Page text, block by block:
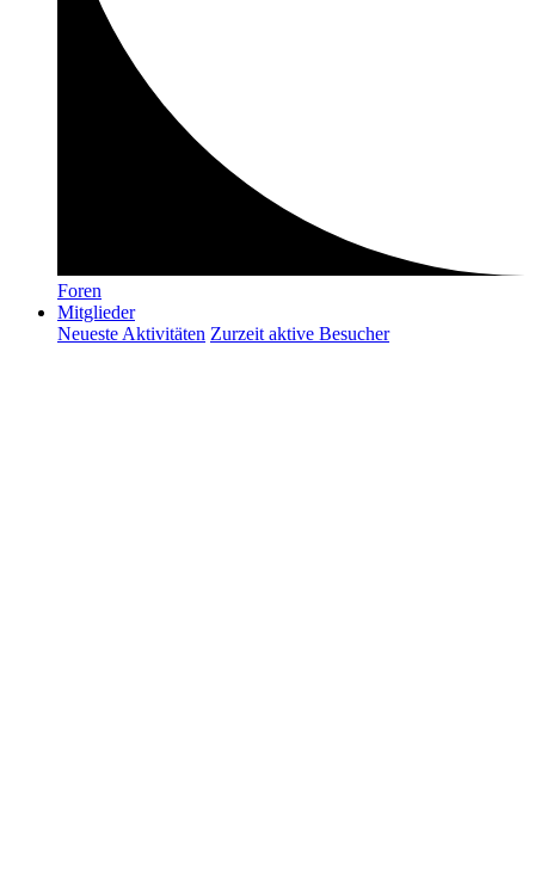
Foren
Mitglieder
Neueste Aktivitäten Zurzeit aktive Besucher